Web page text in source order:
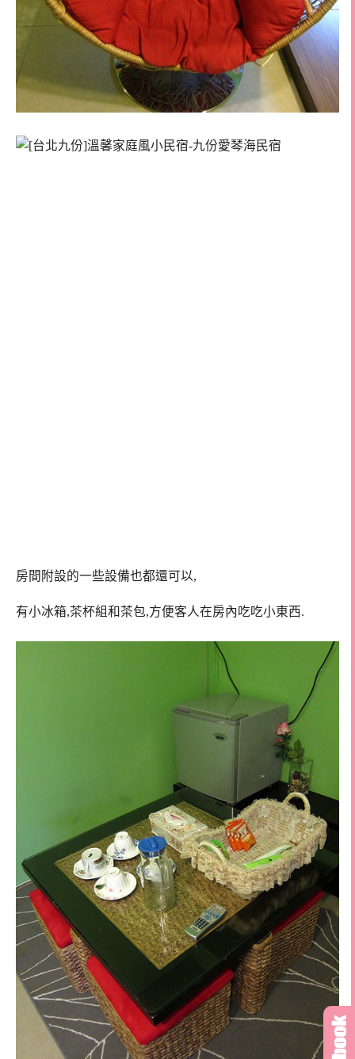
房間附設的一些設備也都還可以,
有小冰箱,茶杯組和茶包,方便客人在房內吃吃小東西.